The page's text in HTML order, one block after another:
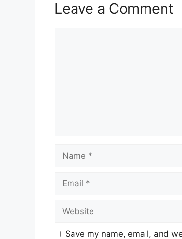
Leave a Comment
Save my name, email, and